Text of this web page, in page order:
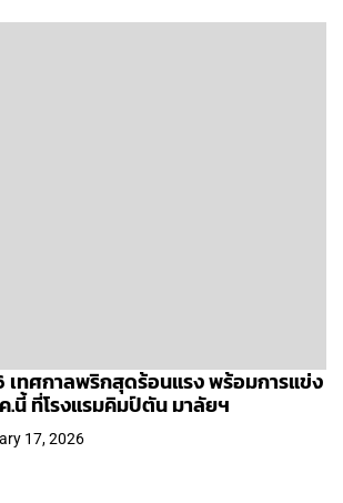
เทศกาลพริกสุดร้อนแรง พร้อมการแข่ง
.นี้ ที่โรงแรมคิมป์ตัน มาลัยฯ
17, 2026